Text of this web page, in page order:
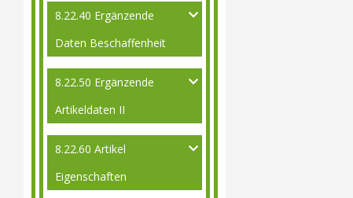
8.22.40 Ergänzende
Daten Beschaffenheit
8.22.50 Ergänzende
Artikeldaten II
8.22.60 Artikel
Eigenschaften